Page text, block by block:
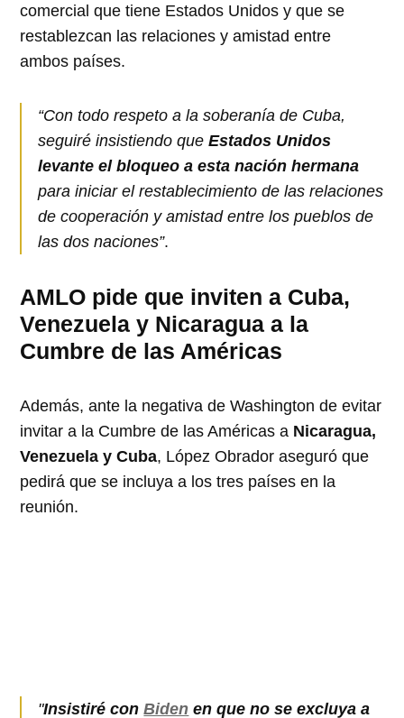
comercial que tiene Estados Unidos y que se
restablezcan las relaciones y amistad entre
ambos países.
“Con todo respeto a la soberanía de Cuba,
seguiré insistiendo queEstados Unidos
levante el bloqueo a esta nación hermana
para iniciar el restablecimiento de las relaciones
de cooperación y amistad entre los pueblos de
las dos naciones”.
AMLO pide que inviten a Cuba,
Venezuela y Nicaragua a la
Cumbre de las Américas
Además, ante la negativa de Washington de evitar
invitar a la Cumbre de las Américas a Nicaragua,
Venezuela y Cuba, López Obrador aseguró que
pedirá que se incluya a los tres países en la
reunión.
"Insistiré conBiden en que no se excluya a